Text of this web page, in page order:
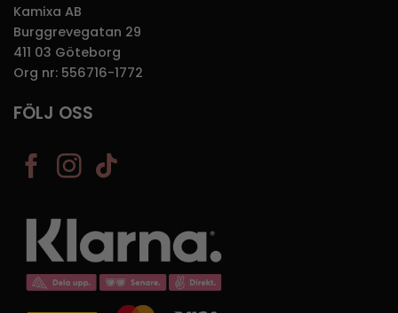
Kamixa AB
Burggrevegatan 29
411 03 Göteborg
Org nr: 556716-1772
FÖLJ OSS